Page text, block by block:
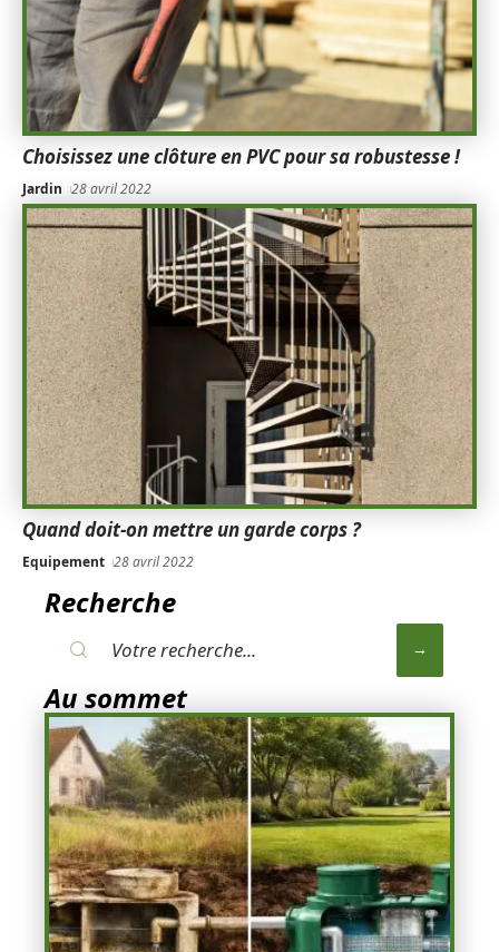
Choisissez une clôture en PVC pour sa robustesse !
Jardin 28 avril 2022
Quand doit-on mettre un garde corps ?
Equipement 28 avril 2022
Recherche
Au sommet